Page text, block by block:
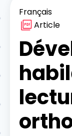
Français
Article